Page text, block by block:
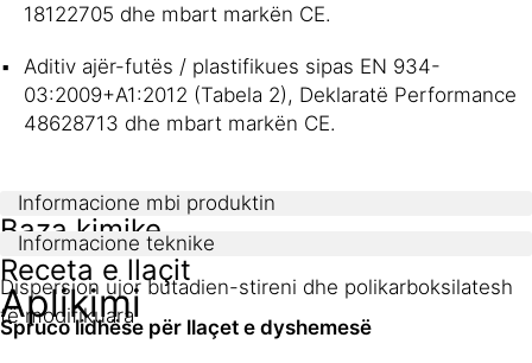
18122705 dhe mbart markën CE.
Aditiv ajër-futës / plastifikues sipas ΕΝ 934-
03:2009+A1:2012 (Tabela 2), Deklaratë Performance
48628713 dhe mbart markën CE.
Informacione mbi produktin
Baza kimike
Dispersion ujor butadien-stireni dhe polikarboksilatesh
të modifikuara
Informacione teknike
Receta e llaçit
Spruco lidhëse për llaçet e dyshemesë
Aplikimi